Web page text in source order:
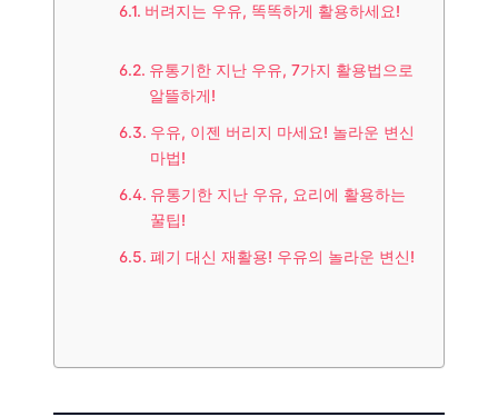
버려지는 우유, 똑똑하게 활용하세요!
유통기한 지난 우유, 7가지 활용법으로
알뜰하게!
우유, 이젠 버리지 마세요! 놀라운 변신
마법!
유통기한 지난 우유, 요리에 활용하는
꿀팁!
폐기 대신 재활용! 우유의 놀라운 변신!